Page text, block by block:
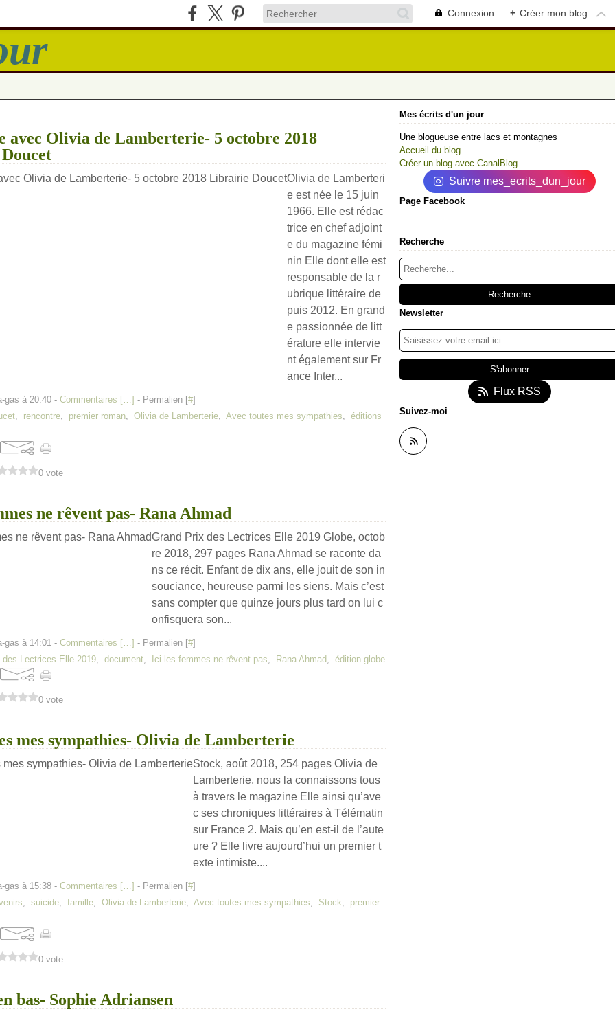
Connexion + Créer mon blog
avec Olivia de Lamberterie- 5 octobre 2018
Olivia de Lamberteri
e est née le 15 juin
1966. Elle est rédac
trice en chef adjoint
e du magazine fémi
nin Elle dont elle est
responsable de la r
ubrique littéraire de
puis 2012. En grand
e passionnée de litt
érature elle intervie
nt également sur Fr
ance Inter...
gas à 20:40 - Commentaires […] - Permalien [#]
, rencontre, premier roman, Olivia de Lamberterie, Avec toutes mes sympathies, éditions
0 vote
ne rêvent pas- Rana Ahmad
Grand Prix des Lectrices Elle 2019 Globe, octob
re 2018, 297 pages Rana Ahmad se raconte da
ns ce récit. Enfant de dix ans, elle jouit de son in
souciance, heureuse parmi les siens. Mais c’est
sans compter que quinze jours plus tard on lui c
onfisquera son...
gas à 14:01 - Commentaires […] - Permalien [#]
des Lectrices Elle 2019, document, Ici les femmes ne rêvent pas, Rana Ahmad, édition globe
0 vote
mes sympathies- Olivia de Lamberterie
Stock, août 2018, 254 pages Olivia de
Lamberterie, nous la connaissons tous
à travers le magazine Elle ainsi qu’ave
c ses chroniques littéraires à Télématin
sur France 2. Mais qu’en est-il de l’aute
ure ? Elle livre aujourd’hui un premier t
exte intimiste....
gas à 15:38 - Commentaires […] - Permalien [#]
, suicide, famille, Olivia de Lamberterie, Avec toutes mes sympathies, Stock, premier
0 vote
bas- Sophie Adriansen
Mes écrits d'un jour
Une blogueuse entre lacs et montagnes
Accueil du blog
Créer un blog avec CanalBlog
Suivre mes_ecrits_dun_jour
Page Facebook
Recherche
Newsletter
Flux RSS
Suivez-moi